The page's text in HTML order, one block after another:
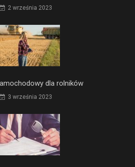
2 września 2023
dla rolników
3 września 2023